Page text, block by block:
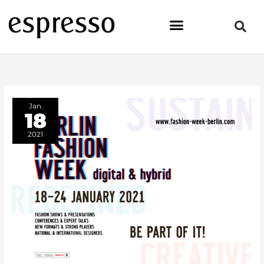
Inhalt
springen
Jan.
18
2021